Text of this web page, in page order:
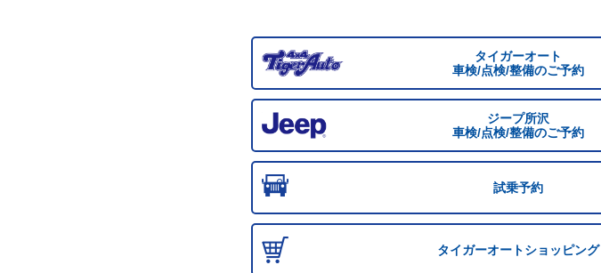
タイガーオート
車検/点検/整備のご予約
ジープ所沢
車検/点検/整備のご予約
試乗予約
タイガーオートショッピング